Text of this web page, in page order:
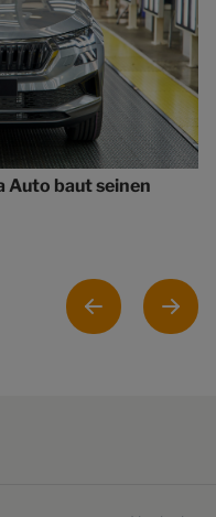
Auto baut seinen